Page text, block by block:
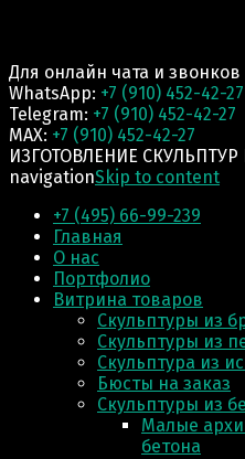
Для онлайн чата и звонков
WhatsApp: +7 (910) 452-42-27
Telegram: +7 (910) 452-42-27
MAX: +7 (910) 452-42-27
ИЗГОТОВЛЕНИЕ
navigationSkip to content
+7 (495) 66-99-239
Главная
О нас
Портфолио
Витрина товаров
Скульптуры из
Скульптуры из
Скульптура из
Бюсты на заказ
Скульптуры из
Малые
бетона